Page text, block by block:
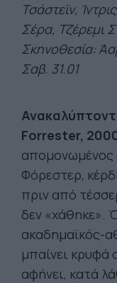
Τσάστεϊν,
Σέρα, Τζέρεμι
Σκηνοθεσία:
Σαβ. 31.01
Forrester,
απομονωμένος
Φόρεστερ,
πριν από
δεν «χάθηκε».
ακαδημαϊκός-
μπαίνει κρυφά
αφήνει, κατά